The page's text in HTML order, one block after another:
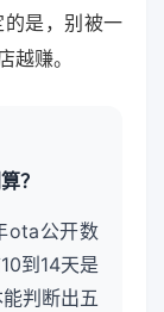
是，别被一
越赚。
？
ota公开数
到14天是
判断出五